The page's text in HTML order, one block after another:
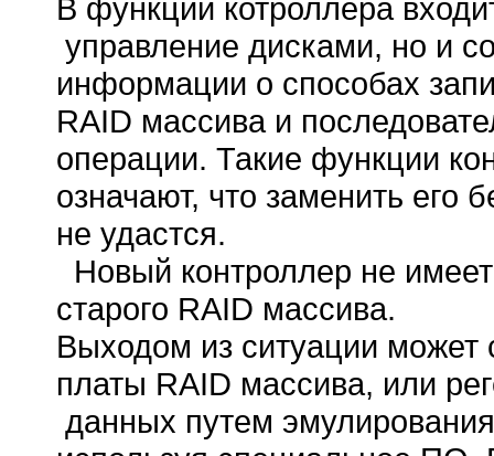
В функции котроллера
управление дисками, но и
информации о способах
RAID массива и
операции. Такие функции
означают, что заменить его
не удастся.
Новый контроллер не
старого RAID массива.
Выходом из ситуации может
платы RAID массива, или
данных путем